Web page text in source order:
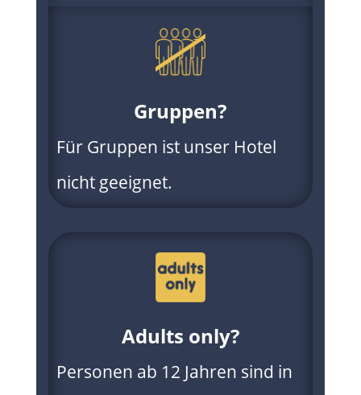
Gruppen?
Für Gruppen ist unser Hotel
nicht geeignet.
Adults only?
Personen ab 12 Jahren sind in